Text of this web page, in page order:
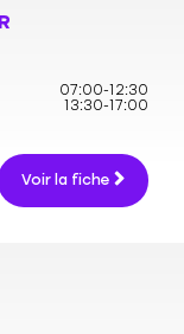
07:00-12:30
13:30-17:00
Voir la fiche